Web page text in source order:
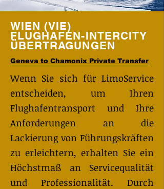
WIEN (VIE)
FLUGHAFEN-INTERCITY
ÜBERTRAGUNGEN
Geneva to Chamonix Private Transfer
Wenn Sie sich für LimoService
entscheiden, um Ihren
Flughafentransport und Ihre
Anforderungen an die
Lackierung von Führungskräften
zu erleichtern, erhalten Sie ein
Höchstmaß an Servicequalität
und Professionalität. Durch